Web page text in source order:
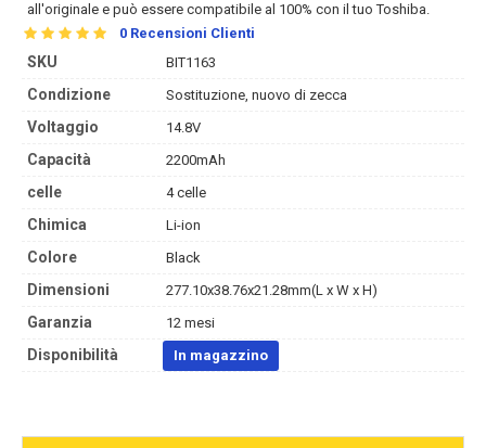
all'originale e può essere compatibile al 100% con il tuo Toshiba.
0 Recensioni Clienti
SKU BIT1163
Condizione Sostituzione, nuovo di zecca
Voltaggio 14.8V
Capacità 2200mAh
celle 4 celle
Chimica Li-ion
Colore Black
Dimensioni 277.10x38.76x21.28mm(L x W x H)
Garanzia 12 mesi
Disponibilità In magazzino